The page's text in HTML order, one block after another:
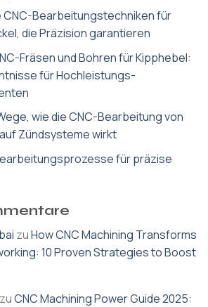
CNC-Bearbeitungstechniken für
die Präzision garantieren
Fräsen und Bohren für Kipphebel:
für Hochleistungs-
wie die CNC-Bearbeitung von
Zündsysteme wirkt
für präzise
zuHow CNC Machining Transforms
10 Proven Strategies to Boost
zuCNC Machining Power Guide 2025: